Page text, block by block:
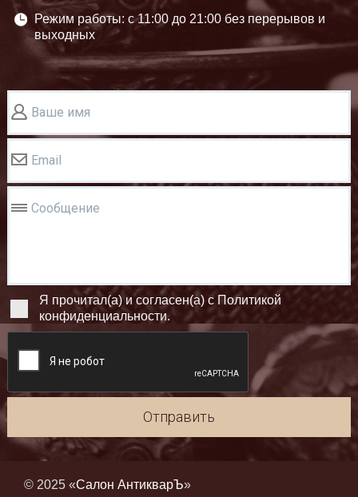
Режим работы: c 11:00 до 21:00 без перерывов и
выходных
Ваше имя
Email
Сообщение
Я прочитал(а) и согласен(а) с Политикой
конфиденциальности.
Отправить
© 2025 «Салон АнтикварЪ»